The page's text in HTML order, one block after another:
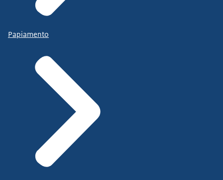
Papiamento